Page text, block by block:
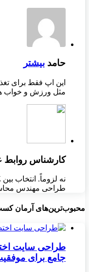
حامد بیشتر
این اپ فقط برای
مثل ورزش و خواب
کارشناس
طراحی مهندس
محبوب‌ترین‌های آرمان
طراحی سایت
جامع برای موفقیت